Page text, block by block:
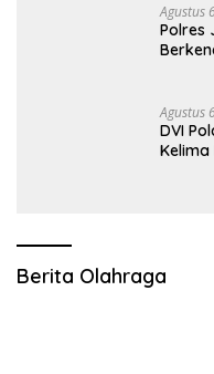
Agustus
Polres
Agustus
DVI
Kelima
Berita Olahraga